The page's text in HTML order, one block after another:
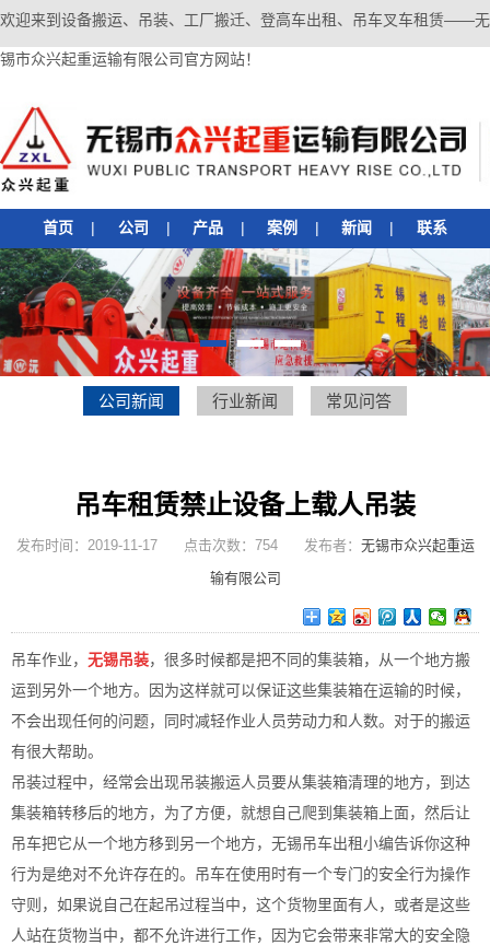
欢迎来到设备搬运、吊装、工厂搬迁、登高车出租、吊车叉车租赁——无
锡市众兴起重运输有限公司官方网站！
首页 | 公司 | 产品 | 案例 | 新闻 | 联系
1 2 3
公司新闻 行业新闻 常见问答
吊车租赁禁止设备上载人吊装
发布时间：2019-11-17 点击次数：754 发布者： 无锡市众兴起重运
输有限公司
吊车作业， 无锡吊装，很多时候都是把不同的集装箱，从一个地方搬
运到另外一个地方。因为这样就可以保证这些集装箱在运输的时候，
不会出现任何的问题，同时减轻作业人员劳动力和人数。对于的搬运
有很大帮助。
吊装过程中，经常会出现吊装搬运人员要从集装箱清理的地方，到达
集装箱转移后的地方，为了方便，就想自己爬到集装箱上面，然后让
吊车把它从一个地方移到另一个地方，无锡吊车出租小编告诉你这种
行为是绝对不允许存在的。吊车在使用时有一个专门的安全行为操作
守则，如果说自己在起吊过程当中，这个货物里面有人，或者是这些
人站在货物当中，都不允许进行工作，因为它会带来非常大的安全隐